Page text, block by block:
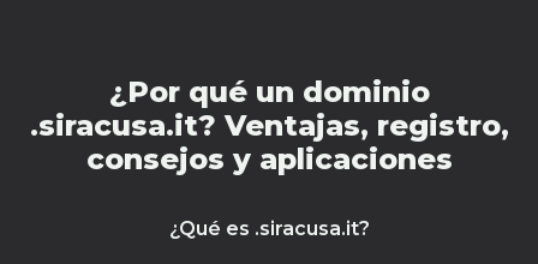
¿Por qué un dominio
.siracusa.it? Ventajas, registro,
consejos y aplicaciones
¿Qué es .siracusa.it?